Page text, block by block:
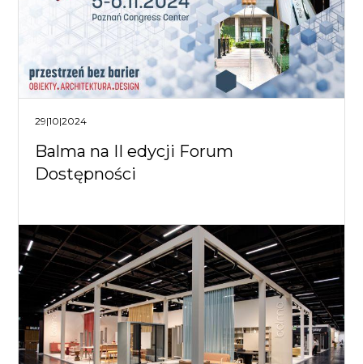
29|10|2024
Balma na II edycji Forum
Dostępności